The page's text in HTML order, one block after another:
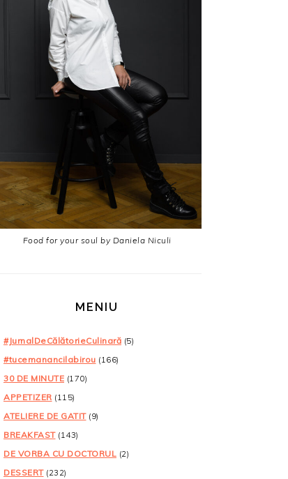
Food for your soul by Daniela Niculi
MENIU
#JurnalDeCălătorieCulinară (5)
#tucemanancilabirou (166)
30 DE MINUTE (170)
APPETIZER (115)
ATELIERE DE GATIT(9)
BREAKFAST(143)
DE VORBA CU DOCTORUL (2)
DESSERT(232)